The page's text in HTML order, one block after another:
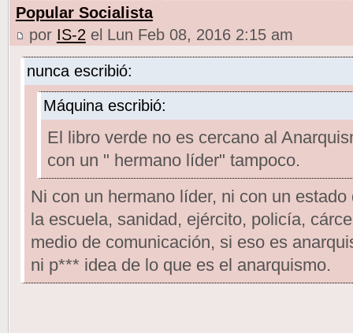
Popular Socialista
por IS-2 el Lun Feb 08, 2016 2:15 am
nunca escribió:
Máquina escribió:
El libro verde no es cercano al
con un " hermano líder" tampoco.
Ni con un hermano líder, ni con un
la escuela, sanidad, ejército, policía,
medio de comunicación, si eso es
ni p*** idea de lo que es el anarquismo.